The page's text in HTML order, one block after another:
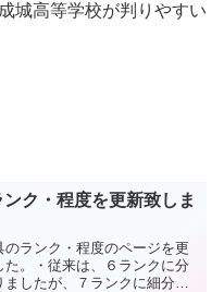
城高等学校が判りやすい
ク・程度を更新致しま
のランク・程度のページを更
た。・従来は、６ランクに分
ましたが、７ランクに細分化